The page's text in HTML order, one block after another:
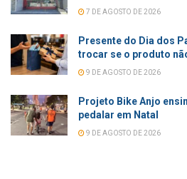
7 DE AGOSTO DE 2026
Presente do Dia dos
trocar se o produto
9 DE AGOSTO DE 2026
Projeto Bike Anjo
pedalar em Natal
9 DE AGOSTO DE 2026